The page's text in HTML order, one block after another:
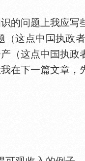
问题上我应写
（这点中
执政
（这点中 执政
在下一篇文章，